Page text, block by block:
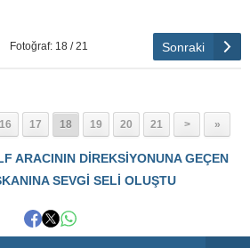
Fotoğraf: 18 / 21 Sonraki
16 17 18 19 20 21 > »
ARACININ DİREKSİYONUNA GEÇEN
SEVGİ SELİ OLUŞTU